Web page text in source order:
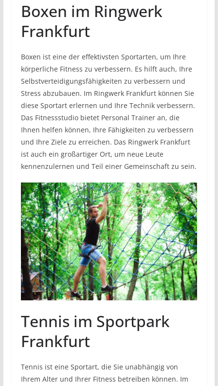
Boxen im Ringwerk
Frankfurt
Boxen ist eine der effektivsten Sportarten, um Ihre
körperliche Fitness zu verbessern. Es hilft auch, Ihre
Selbstverteidigungsfähigkeiten zu verbessern und
Stress abzubauen. Im Ringwerk Frankfurt können Sie
diese Sportart erlernen und Ihre Technik verbessern.
Das Fitnessstudio bietet Personal Trainer an, die
Ihnen helfen können, Ihre Fähigkeiten zu verbessern
und Ihre Ziele zu erreichen. Das Ringwerk Frankfurt
ist auch ein großartiger Ort, um neue Leute
kennenzulernen und Teil einer Gemeinschaft zu sein.
Tennis im Sportpark
Frankfurt
Tennis ist eine Sportart, die Sie unabhängig von
Ihrem Alter und Ihrer Fitness betreiben können. Im